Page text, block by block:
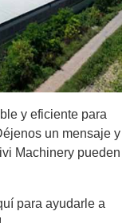
y eficiente para
un mensaje y
Machinery pueden
para ayudarle a